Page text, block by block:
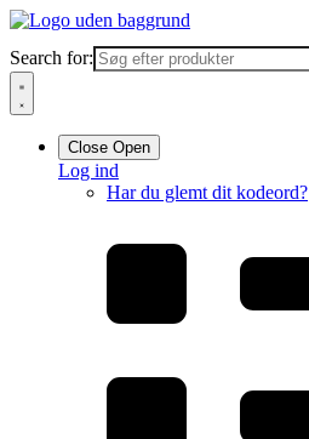
Videre
indhold
Search for:
Close Open
Log ind
Har du glemt dit kodeord?